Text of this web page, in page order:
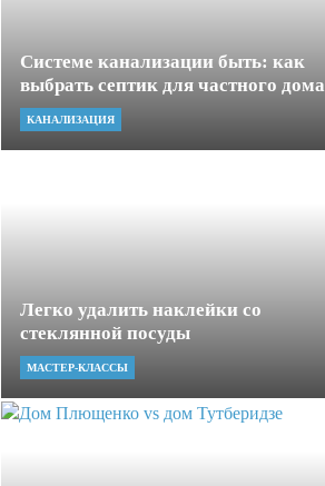
Системе канализации быть: как
выбрать септик для частного дома
КАНАЛИЗАЦИЯ
Легко удалить наклейки со
стеклянной посуды
МАСТЕР-КЛАССЫ